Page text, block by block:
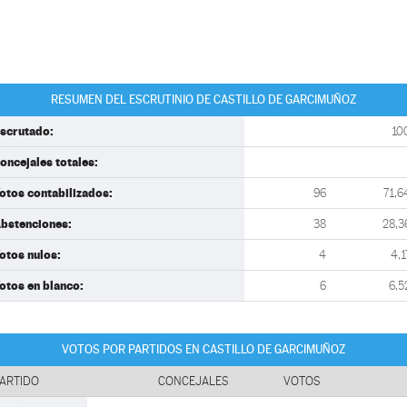
RESUMEN DEL ESCRUTINIO DE CASTILLO DE GARCIMUÑOZ
totales:
contabilizados: 96
38
nulos: 4
en blanco: 6
VOTOS POR PARTIDOS EN CASTILLO DE GARCIMUÑOZ
CONCEJALES VOTOS